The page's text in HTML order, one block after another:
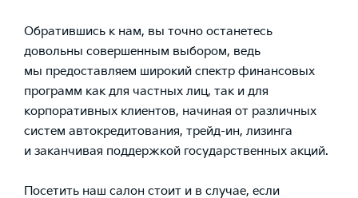
Обратившись к нам, вы точно останетесь
довольны совершенным выбором, ведь
мы предоставляем широкий спектр финансовых
программ как для частных лиц, так и для
корпоративных клиентов, начиная от различных
систем автокредитования, трейд-ин, лизинга
и заканчивая поддержкой государственных акций.
Посетить наш салон стоит и в случае, если